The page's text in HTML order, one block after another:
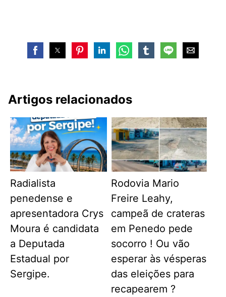
Artigos relacionados
Radialista
penedense e
apresentadora Crys
Moura é candidata
a Deputada
Estadual por
Sergipe.
Rodovia Mario
Freire Leahy,
campeã de crateras
em Penedo pede
socorro ! Ou vão
esperar às vésperas
das eleições para
recapearem ?